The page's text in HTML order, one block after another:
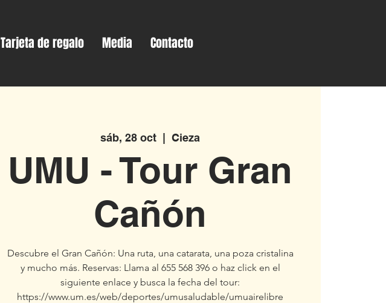
Tarjeta de regalo Media Contacto
sáb, 28 oct
  |
Cieza
UMU - Tour Gran
Cañón
Descubre el Gran Cañón: Una ruta, una catarata, una poza cristalina
y mucho más. Reservas: Llama al 655 568 396 o haz click en el
siguiente enlace y busca la fecha del tour:
https://www.um.es/web/deportes/umusaludable/umuairelibre